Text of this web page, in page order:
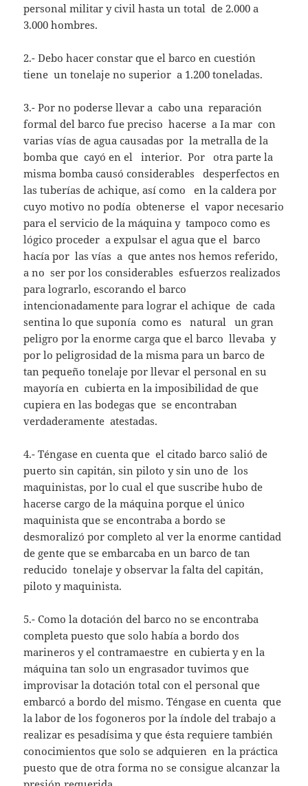
personal militar y civil hasta un total de 2.000 a
3.000 hombres.
2.- Debo hacer constar que el barco en cuestión
tiene un tonelaje no superior a 1.200 toneladas.
3.- Por no poderse llevar a cabo una reparación
formal del barco fue preciso hacerse a Ia mar con
varias vías de agua causadas por la metralla de la
bomba que cayó en el interior. Por otra parte la
misma bomba causó considerables desperfectos en
las tuberías de achique, así como en la caldera por
cuyo motivo no podía obtenerse el vapor necesario
para el servicio de la máquina y tampoco como es
lógico proceder a expulsar el agua que el barco
hacía por las vías a que antes nos hemos referido,
a no ser por los considerables esfuerzos realizados
para lograrlo, escorando el barco
intencionadamente para lograr el achique de cada
sentina lo que suponía como es natural un gran
peligro por la enorme carga que el barco llevaba y
por lo peligrosidad de la misma para un barco de
tan pequeño tonelaje por llevar el personal en su
mayoría en cubierta en la imposibilidad de que
cupiera en las bodegas que se encontraban
verdaderamente atestadas.
4.- Téngase en cuenta que el citado barco salió de
puerto sin capitán, sin piloto y sin uno de los
maquinistas, por lo cual el que suscribe hubo de
hacerse cargo de la máquina porque el único
maquinista que se encontraba a bordo se
desmoralizó por completo al ver la enorme cantidad
de gente que se embarcaba en un barco de tan
reducido tonelaje y observar la falta del capitán,
piloto y maquinista.
5.- Como la dotación del barco no se encontraba
completa puesto que solo había a bordo dos
marineros y el contramaestre en cubierta y en la
máquina tan solo un engrasador tuvimos que
improvisar la dotación total con el personal que
embarcó a bordo del mismo. Téngase en cuenta que
la labor de los fogoneros por la índole del trabajo a
realizar es pesadísima y que ésta requiere también
conocimientos que solo se adquieren en la práctica
puesto que de otra forma no se consigue alcanzar la